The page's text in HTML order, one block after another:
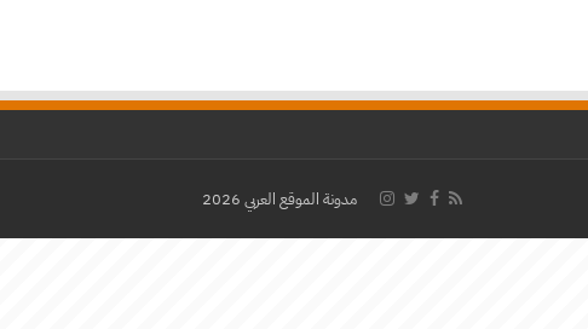
مدونة الموقع العربي 2026